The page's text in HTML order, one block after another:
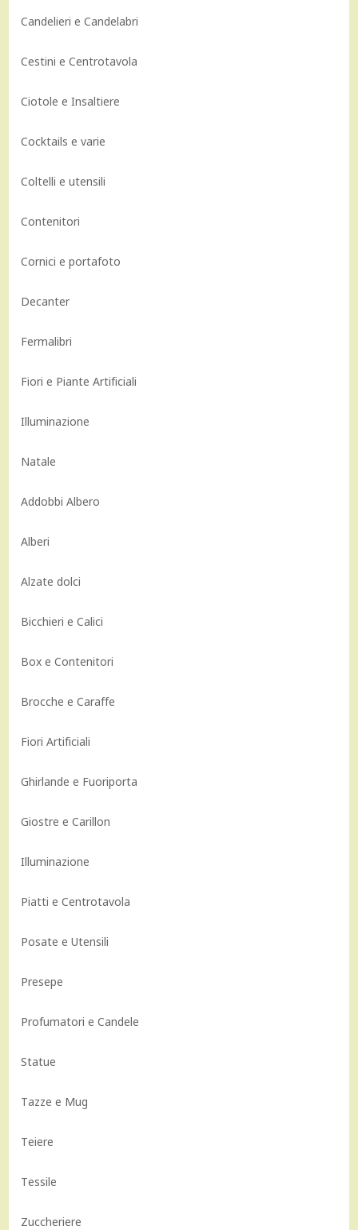
Candelieri e Candelabri
Cestini e Centrotavola
Ciotole e Insaltiere
Cocktails e varie
Coltelli e utensili
Contenitori
Cornici e portafoto
Decanter
Fermalibri
Fiori e Piante Artificiali
Illuminazione
Natale
Addobbi Albero
Alberi
Alzate dolci
Bicchieri e Calici
Box e Contenitori
Brocche e Caraffe
Fiori Artificiali
Ghirlande e Fuoriporta
Giostre e Carillon
Illuminazione
Piatti e Centrotavola
Posate e Utensili
Presepe
Profumatori e Candele
Statue
Tazze e Mug
Teiere
Tessile
Zuccheriere